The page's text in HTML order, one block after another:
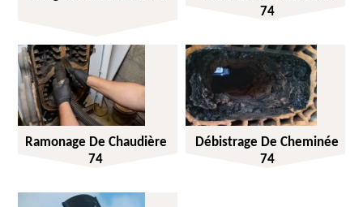
74
Ramonage De Chaudière
74
Débistrage De Cheminée
74